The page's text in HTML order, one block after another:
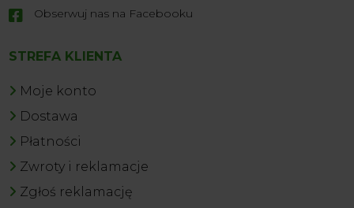
 Obserwuj nas na Facebooku
STREFA KLIENTA
Moje konto
Dostawa
Płatności
Zwroty i reklamacje
Zgłoś reklamację